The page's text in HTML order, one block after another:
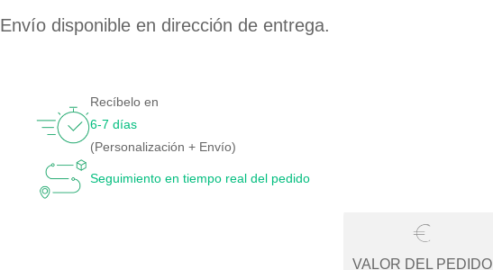
Envío disponible en dirección de entrega.
Recíbelo en
6-7 días
(Personalización + Envío)
Seguimiento en tiempo real del pedido
VALOR DEL PEDIDO